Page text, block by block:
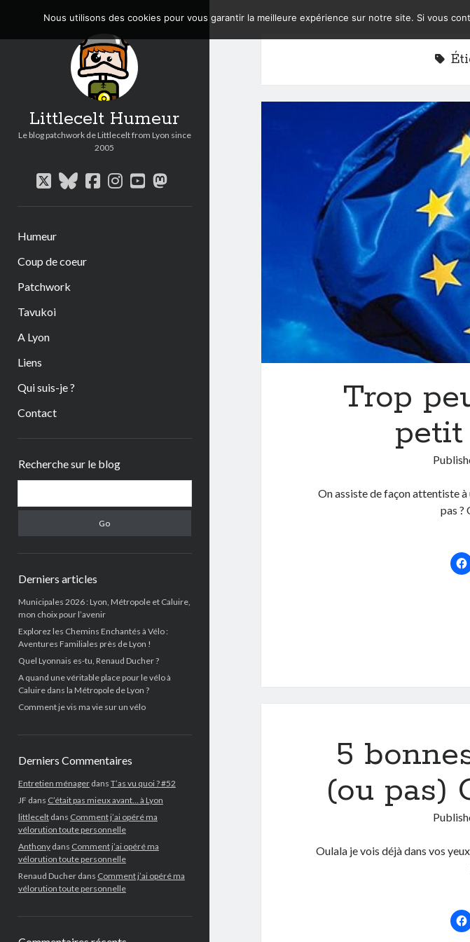
Littlecelt Humeur
Le blog patchwork de Littlecelt from Lyon since
2005
twitterbluesky
facebook
instagram
youtube
mastodon
Humeur
Coup de coeur
Patchwork
Tavukoi
A Lyon
Liens
Qui suis-je ?
Contact
Recherche sur le blog
Derniers articles
Municipales 2026 : Lyon, Métropole et Caluire,
mon choix pour l’avenir
Explorez les Chemins Enchantés à Vélo :
Aventures Familiales près de Lyon !
Quel Lyonnais es-tu, Renaud Ducher ?
A quand une véritable place pour le vélo à
Caluire dans la Métropole de Lyon ?
Comment je vis ma vie sur un vélo
Derniers Commentaires
Entretien ménagerdans T’as vu quoi ? #52
JF dans C’était pas mieux avant… à Lyon
littleceltdans Comment j’ai opéré ma
vélorution toute personnelle
Anthonydans Comment j’ai opéré ma
vélorution toute personnelle
Renaud Ducherdans Comment j’ai opéré ma
vélorution toute personnelle
Trop
petit
On assiste de façon attentiste à
pas ?
5
(ou pas)
Oulala je vois déjà dans vos
Nous utilisons des cookies pour vous garantir la meilleure expérience sur notre site. Si vous